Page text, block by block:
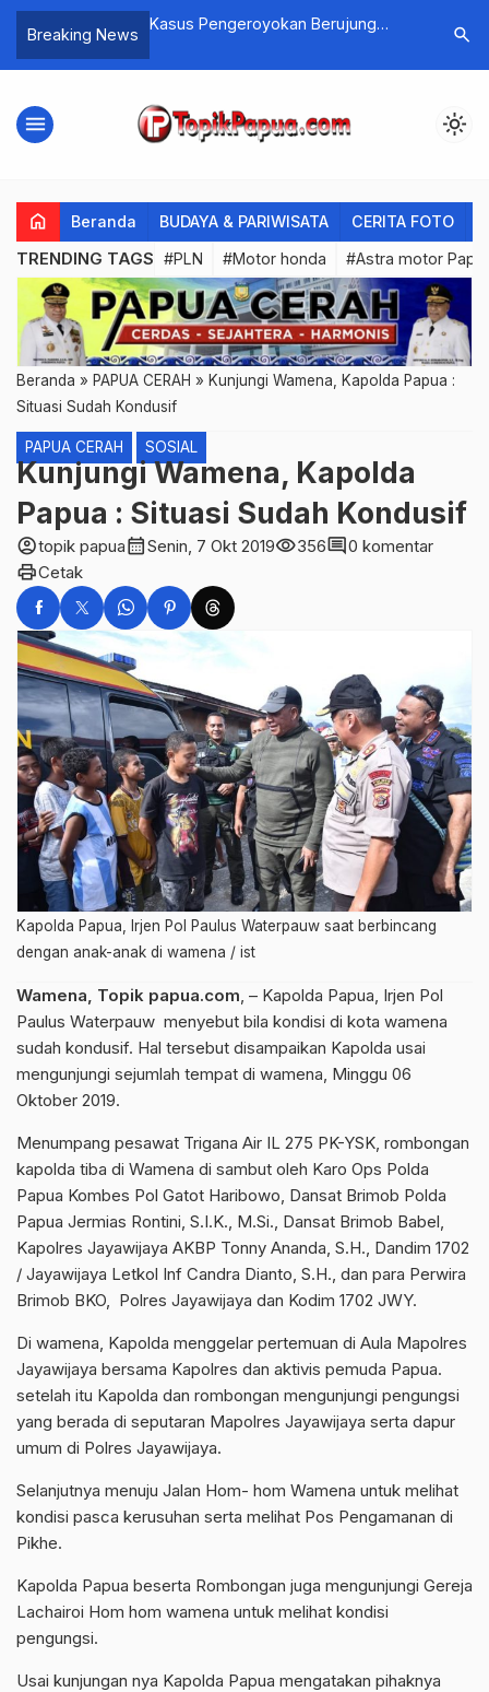
Breaking News
Dua Pelaku
Virtual Kasino Berputar Mesin
2026
Tomas
search
menu light_mode
home Beranda BUDAYA & PARIWISATA CERITA FOTO
TRENDING TAGS #PLN #Motor honda #Astra motor
Beranda » PAPUA CERAH » Kunjungi Wamena, Kapolda Papua :
Situasi Sudah Kondusif
PAPUA CERAH SOSIAL
Kunjungi Wamena, Kapolda
Papua : Situasi Sudah Kondusif
account_circletopik papuacalendar_monthSenin, 7 Okt 2019visibility356comment0 komentar
printCetak
Kapolda Papua, Irjen Pol Paulus Waterpauw saat berbincang
dengan anak-anak di wamena / ist
Wamena, Topik papua.com , – Kapolda Papua, Irjen Pol
Paulus Waterpauw menyebut bila kondisi di kota wamena
sudah kondusif. Hal tersebut disampaikan Kapolda usai
mengunjungi sejumlah tempat di wamena, Minggu 06
Oktober 2019.
Menumpang pesawat Trigana Air IL 275 PK-YSK, rombongan
kapolda tiba di Wamena di sambut oleh Karo Ops Polda
Papua Kombes Pol Gatot Haribowo, Dansat Brimob Polda
Papua Jermias Rontini, S.I.K., M.Si., Dansat Brimob Babel,
Kapolres Jayawijaya AKBP Tonny Ananda, S.H., Dandim 1702
/ Jayawijaya Letkol Inf Candra Dianto, S.H., dan para Perwira
Brimob BKO, Polres Jayawijaya dan Kodim 1702 JWY.
Di wamena, Kapolda menggelar pertemuan di Aula Mapolres
Jayawijaya bersama Kapolres dan aktivis pemuda Papua.
setelah itu Kapolda dan rombongan mengunjungi pengungsi
yang berada di seputaran Mapolres Jayawijaya serta dapur
umum di Polres Jayawijaya.
Selanjutnya menuju Jalan Hom- hom Wamena untuk melihat
kondisi pasca kerusuhan serta melihat Pos Pengamanan di
Pikhe.
Kapolda Papua beserta Rombongan juga mengunjungi Gereja
Lachairoi Hom hom wamena untuk melihat kondisi
pengungsi.
Usai kunjungan nya Kapolda Papua mengatakan pihaknya